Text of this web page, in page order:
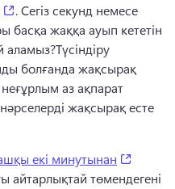
(opens in a new tab)
. Сегіз секунд немесе
басқа жаққа ауып кететін
аламыз?Түсіндіру
болғанда жақсырақ
аз ақпарат
жақсырақ есте
екі минутынан
айтарлықтай төмендегені